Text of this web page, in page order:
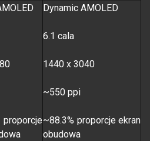
Dynamic AMOLED
6.1 cala
1440 x 3040
~550 ppi
~88.3% proporcje ekran
obudowa